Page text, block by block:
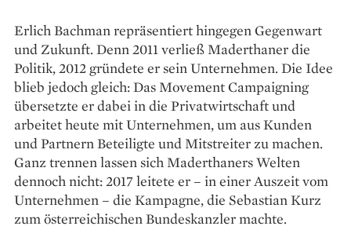
Erlich Bachman repräsentiert hingegen Gegenwart
und Zukunft. Denn 2011 verließ Mader­thaner die
Politik, 2012 gründete er sein Unternehmen. Die Idee
blieb jedoch gleich: Das Movement Campaigning
übersetzte er dabei in die Privatwirtschaft und
arbeitet heute mit Unternehmen, um aus Kunden
und Partnern Beteiligte und Mitstreiter zu machen.
Ganz trennen lassen sich Maderthaners Welten
dennoch nicht: 2017 leitete er – in einer Auszeit vom
Unternehmen – die Kampagne, die Sebastian Kurz
zum österreichischen Bundeskanzler machte.